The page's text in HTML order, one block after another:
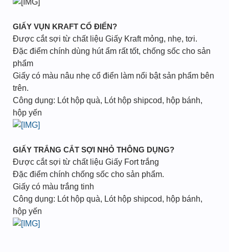
GIẤY VỤN KRAFT CỔ ĐIỂN?
Được cắt sợi từ chất liệu Giấy Kraft mỏng, nhẹ, tơi.
Đặc điểm chính dùng hút ẩm rất tốt, chống sốc cho sản
phẩm
Giấy có màu nâu nhẹ cổ điển làm nổi bật sản phẩm bên
trên.
Công dụng: Lót hộp quà, Lót hộp shipcod, hộp bánh,
hộp yến
GIẤY TRẮNG CẮT SỢI NHỎ THÔNG DỤNG?
Được cắt sợi từ chất liệu Giấy Fort trắng
Đặc điểm chính chống sốc cho sản phẩm.
Giấy có màu trắng tinh
Công dụng: Lót hộp quà, Lót hộp shipcod, hộp bánh,
hộp yến